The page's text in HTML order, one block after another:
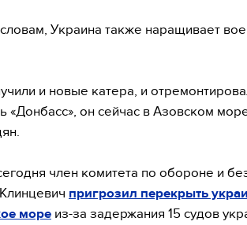
Украина также наращивает
и новые катера, и
«Донбасс», он сейчас в Азовском
член комитета по обороне и
пригрозил перекрыть
море из-за задержания 15 судов